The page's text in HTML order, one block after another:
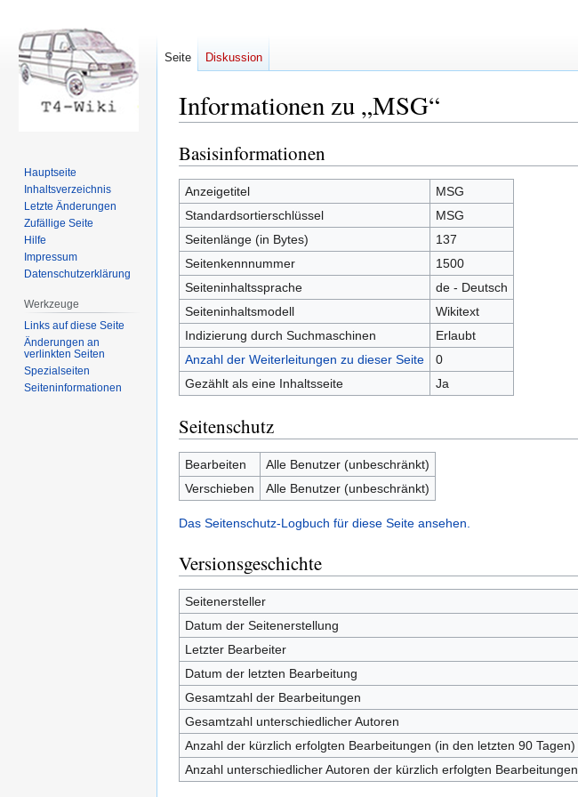
Informationen zu „MSG“
Zur
Navigation
springen
Zur
Suche
springen
Basisinformationen
Anzeigetitel
MSG
Standardsortierschlüssel
MSG
Seitenlänge (in Bytes)
137
Seitenkennnummer
1500
Seiteninhaltssprache
de - Deutsch
Seiteninhaltsmodell
Wikitext
Indizierung durch Suchmaschinen
Erlaubt
Anzahl der Weiterleitungen zu dieser Seite
0
Gezählt als eine Inhaltsseite
Ja
Seitenschutz
Bearbeiten
Alle Benutzer (unbeschränkt)
Verschieben
Alle Benutzer (unbeschränkt)
Das Seitenschutz-Logbuch für diese Seite ansehen.
Versionsgeschichte
Seitenersteller
Datum der Seitenerstellung
Letzter Bearbeiter
Datum der letzten Bearbeitung
Gesamtzahl der Bearbeitungen
Gesamtzahl unterschiedlicher Autoren
Anzahl der kürzlich erfolgten Bearbeitungen (in den letzten 90 Tagen)
Anzahl unterschiedlicher Autoren der kürzlich erfolgten Bearbeitungen
Seite Diskussion
Hauptseite
Inhaltsverzeichnis
Letzte Änderungen
Zufällige Seite
Hilfe
Impressum
Datenschutzerklärung
Werkzeuge
Links auf diese Seite
Änderungen an
verlinkten Seiten
Spezialseiten
Seiten­informationen